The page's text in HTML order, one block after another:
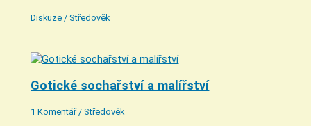
Diskuze /Středověk
Gotické sochařství a malířství
1 Komentář /Středověk